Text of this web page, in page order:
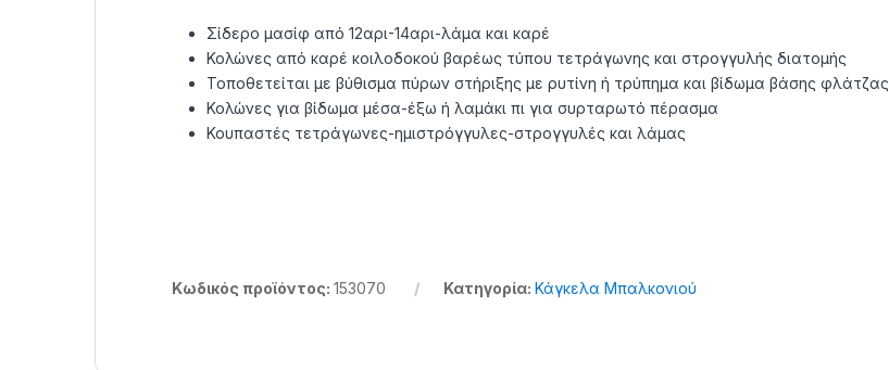
Σίδερο μασίφ από 12αρι-14αρι-λάμα και καρέ
Κολώνες από καρέ κοιλοδοκού βαρέως τύπου τετράγωνης και στρογγυλής διατομής
Τοποθετείται με βύθισμα πύρων στήριξης με ρυτίνη ή τρύπημα και βίδωμα βάσης φλάτζας
Κολώνες για βίδωμα μέσα-έξω ή λαμάκι πι για συρταρωτό πέρασμα
Κουπαστές τετράγωνες-ημιστρόγγυλες-στρογγυλές και λάμας
Κωδικός προϊόντος: 153070 Κατηγορία: Κάγκελα Μπαλκονιού